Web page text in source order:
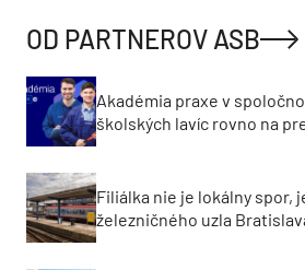
OD PARTNEROV ASB
Akadémia praxe v
školských lavíc rovno na
Filiálka nie je lokálny spor,
železničného uzla